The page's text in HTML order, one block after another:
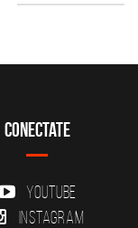
Conectate
YouTube
Instagram